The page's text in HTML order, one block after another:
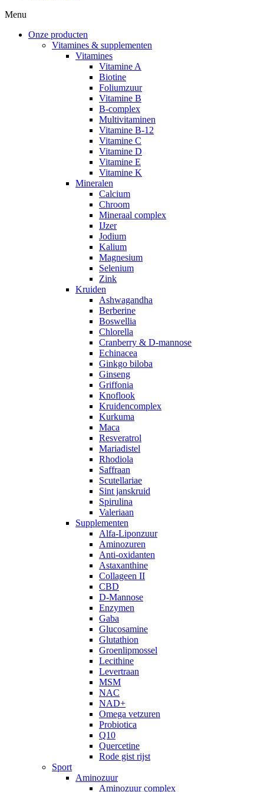
Menu
Onze producten
Vitamines & supplementen
Vitamines
Vitamine A
Biotine
Foliumzuur
Vitamine B
B-complex
Multivitaminen
Vitamine B-12
Vitamine C
Vitamine D
Vitamine E
Vitamine K
Mineralen
Calcium
Chroom
Mineraal complex
IJzer
Jodium
Kalium
Magnesium
Selenium
Zink
Kruiden
Ashwagandha
Berberine
Boswellia
Chlorella
Cranberry & D-mannose
Echinacea
Ginkgo biloba
Ginseng
Griffonia
Knoflook
Kruidencomplex
Kurkuma
Maca
Resveratrol
Mariadistel
Rhodiola
Saffraan
Scutellariae
Sint janskruid
Spirulina
Valeriaan
Supplementen
Alfa-Liponzuur
Aminozuren
Anti-oxidanten
Astaxanthine
Collageen II
CBD
D-Mannose
Enzymen
Gaba
Glucosamine
Glutathion
Groenlipmossel
Lecithine
Levertraan
MSM
NAC
NAD+
Omega vetzuren
Probiotica
Q10
Quercetine
Rode gist rijst
Sport
Aminozuur
Aminozuur complex